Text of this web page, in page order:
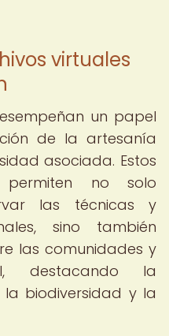
virtuales
un papel
de la artesanía
asociada. Estos
permiten no solo
las técnicas y
sino también
las comunidades y
destacando la
biodiversidad y la